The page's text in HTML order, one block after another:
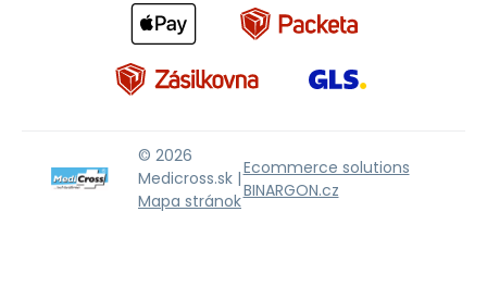
© 2026
Medicross.sk |
Mapa stránok
Ecommerce solutions
BINARGON.cz